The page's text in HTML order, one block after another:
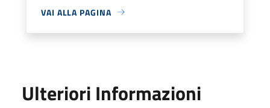
VAI ALLA PAGINA
Ulteriori Informazioni